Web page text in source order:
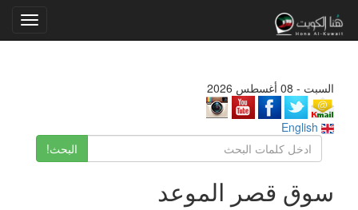
السبت - 08 أغسطس 2026
البحث!
سوق قصر الموعد